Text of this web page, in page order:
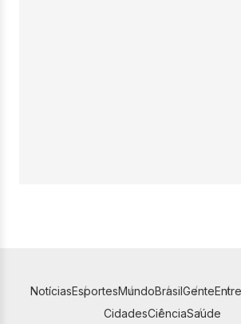
NotíciasEsportesMundoBrasilGente
CidadesCiênciaSaúde